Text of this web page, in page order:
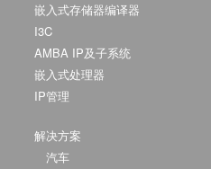
嵌入式存储器编译器
I3C
AMBA IP及子系统
嵌入式处理器
IP管理
解决方案
汽车